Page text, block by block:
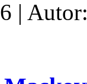
|